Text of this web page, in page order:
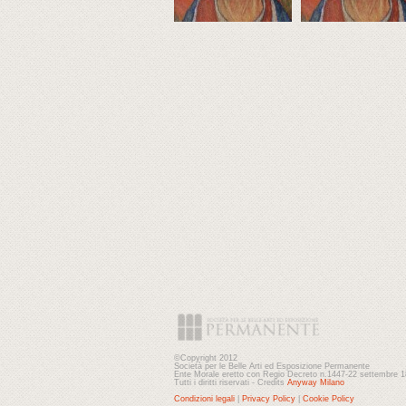
©Copyright 2012
Società per le Belle Arti ed Esposizione Permanente
Ente Morale eretto con Regio Decreto n.1447-22 settembre
Tutti i diritti riservati - Credits Anyway Milano
Condizioni legali
Privacy Policy Cookie Policy